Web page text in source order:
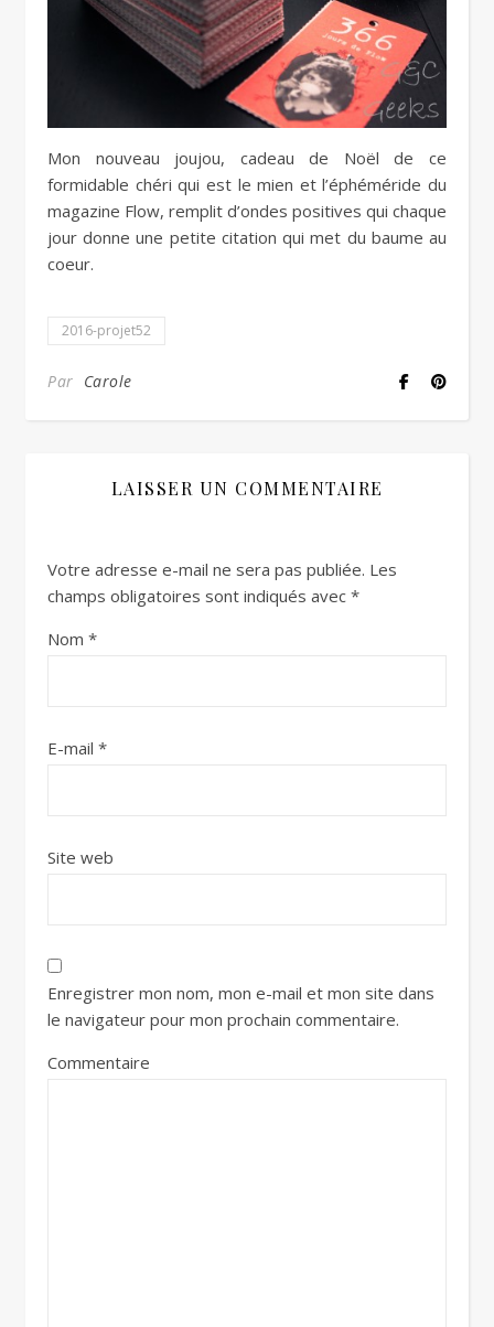
Mon nouveau joujou, cadeau de Noël de ce
formidable chéri qui est le mien et l’éphéméride du
magazine Flow, remplit d’ondes positives qui chaque
jour donne une petite citation qui met du baume au
coeur.
2016-projet52
Par Carole
LAISSER UN COMMENTAIRE
Votre adresse e-mail ne sera pas publiée. Les
champs obligatoires sont indiqués avec *
Nom *
E-mail *
Site web
Enregistrer mon nom, mon e-mail et mon site dans
le navigateur pour mon prochain commentaire.
Commentaire